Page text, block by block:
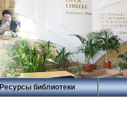
Ресурсы библиотеки